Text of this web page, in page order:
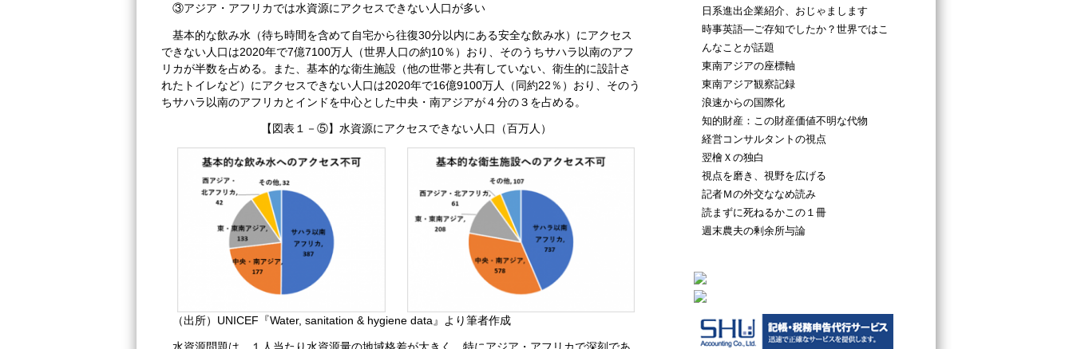
③アジア・アフリカでは水資源にアクセスできない人口が多い
基本的な飲み水（待ち時間を含めて自宅から往復30分以内にある安全な飲み水）にアクセス
できない人口は2020年で7億7100万人（世界人口の約10％）おり、そのうちサハラ以南のアフ
リカが半数を占める。また、基本的な衛生施設（他の世帯と共有していない、衛生的に設計さ
れたトイレなど）にアクセスできない人口は2020年で16億9100万人（同約22％）おり、そのう
ちサハラ以南のアフリカとインドを中心とした中央・南アジアが４分の３を占める。
【図表１－⑤】水資源にアクセスできない人口（百万人）
（出所）UNICEF『Water, sanitation & hygiene data』より筆者作成
日系進出企業紹介、おじゃまします
時事英語―ご存知でしたか？世界ではこ
んなことが話題
東南アジアの座標軸
東南アジア観察記録
浪速からの国際化
知的財産：この財産価値不明な代物
経営コンサルタントの視点
翌檜Ｘの独白
視点を磨き、視野を広げる
記者Ｍの外交ななめ読み
読まずに死ねるかこの１冊
週末農夫の剰余所与論